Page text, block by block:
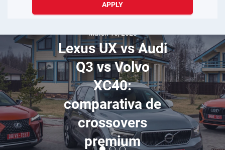
APPLY
March 16, 2023
Lexus UX vs Audi
Q3 vs Volvo
XC40:
comparativa de
crossovers
premium